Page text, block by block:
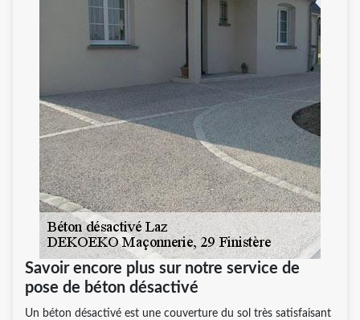
Savoir encore plus sur notre service de
pose de béton désactivé
Un béton désactivé est une couverture du sol très satisfaisant